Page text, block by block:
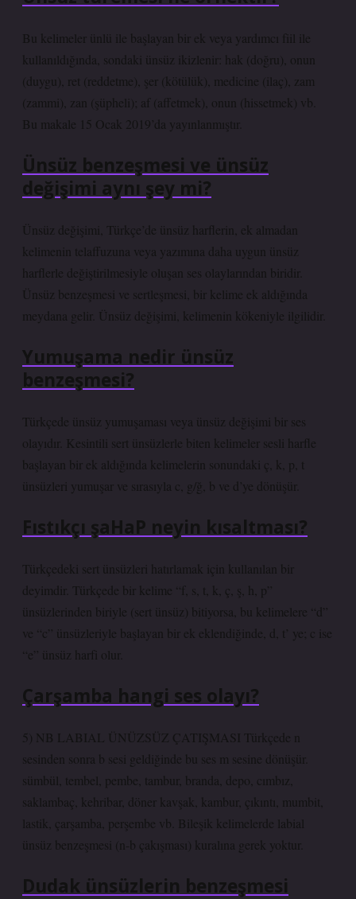
Bu kelimeler ünlü ile başlayan bir ek veya yardımcı fiil ile
kullanıldığında, sondaki ünsüz ikizlenir: hak (doğru), onun
(duygu), ret (reddetme), şer (kötülük), medicine (ilaç), zam
(zammi), zan (şüpheli); af (affetmek), onun (hissetmek) vb.
Bu makale 15 Ocak 2019’da yayınlanmıştır.
Ünsüz benzeşmesi ve ünsüz
değişimi aynı şey mi?
Ünsüz değişimi, Türkçe’de ünsüz harflerin, ek almadan
kelimenin telaffuzuna veya yazımına daha uygun ünsüz
harflerle değiştirilmesiyle oluşan ses olaylarından biridir.
Ünsüz benzeşmesi ve sertleşmesi, bir kelime ek aldığında
meydana gelir. Ünsüz değişimi, kelimenin kökeniyle ilgilidir.
Yumuşama nedir ünsüz
benzeşmesi?
Türkçede ünsüz yumuşaması veya ünsüz değişimi bir ses
olayıdır. Kesintili sert ünsüzlerle biten kelimeler sesli harfle
başlayan bir ek aldığında kelimelerin sonundaki ç, k, p, t
ünsüzleri yumuşar ve sırasıyla c, g/ğ, b ve d’ye dönüşür.
Fıstıkçı şaHaP neyin kısaltması?
Türkçedeki sert ünsüzleri hatırlamak için kullanılan bir
deyimdir. Türkçede bir kelime “f, s, t, k, ç, ş, h, p”
ünsüzlerinden biriyle (sert ünsüz) bitiyorsa, bu kelimelere “d”
ve “c” ünsüzleriyle başlayan bir ek eklendiğinde, d, t’ ye; c ise
“e” ünsüz harfi olur.
Çarşamba hangi ses olayı?
5) NB LABIAL ÜNÜZSÜZ ÇATIŞMASI Türkçede n
sesinden sonra b sesi geldiğinde bu ses m sesine dönüşür.
sümbül, tembel, pembe, tambur, branda, depo, cımbız,
saklambaç, kehribar, döner kavşak, kambur, çıkıntı, mumbit,
lastik, çarşamba, perşembe vb. Bileşik kelimelerde labial
ünsüz benzeşmesi (n-b çakışması) kuralına gerek yoktur.
Dudak ünsüzlerin benzeşmesi